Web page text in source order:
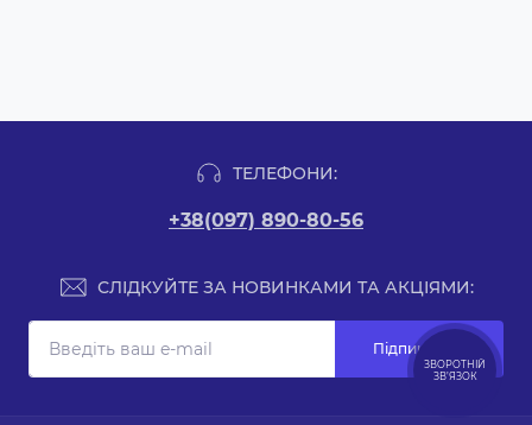
ТЕЛЕФОНИ:
+38(097) 890-80-56
СЛІДКУЙТЕ ЗА НОВИНКАМИ ТА АКЦІЯМИ:
Підпишіться
ЗВОРОТНІЙ
ЗВ’ЯЗОК